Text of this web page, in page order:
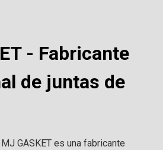
- Fabricante
de juntas de
MJ GASKET es una fabricante